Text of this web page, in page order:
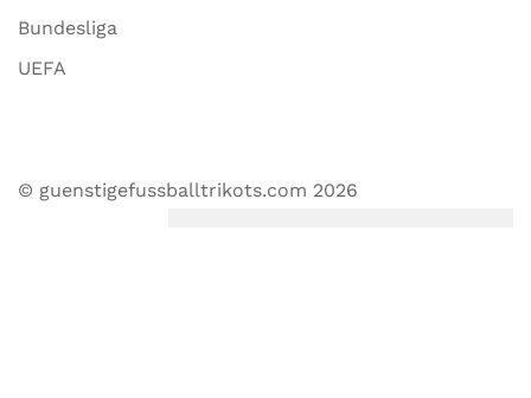
Bundesliga
UEFA
© guenstigefussballtrikots.com 2026